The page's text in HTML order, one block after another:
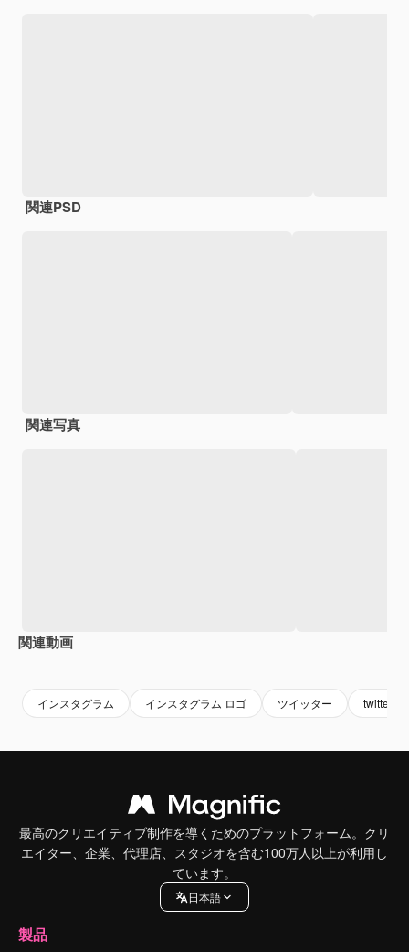
関連PSD
関連写真
関連動画
インスタグラム インスタグラム ロゴ ツイッター twitterロ
最高のクリエイティブ制作を導くためのプラットフォーム。クリ
エイター、企業、代理店、スタジオを含む100万人以上が利用し
ています。
日本語
製品